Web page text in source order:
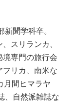
聞学科卒。
スリランカ、
境専門の旅行会
フリカ、南米な
月間ヒマラヤ
、自然派雑誌な